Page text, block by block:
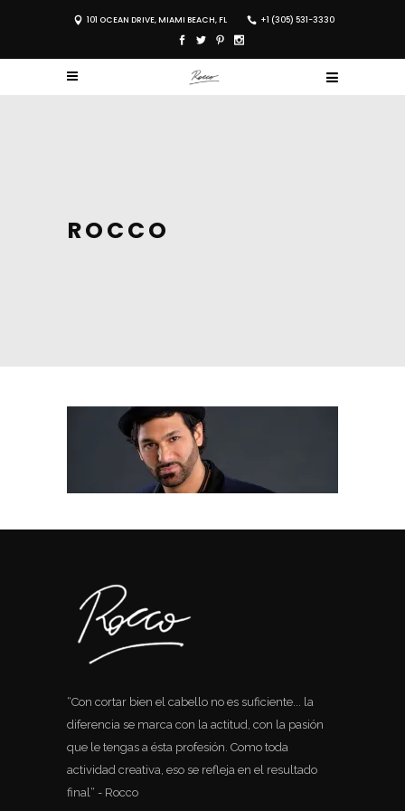
101 OCEAN DRIVE, MIAMI BEACH, FL +1 (305) 531-3330
ROCCO
“Con cortar bien el cabello no es suficiente... la
diferencia se marca con la actitud, con la pasión
que le tengas a ésta profesión. Como toda
actividad creativa, eso se refleja en el resultado
final“ - Rocco